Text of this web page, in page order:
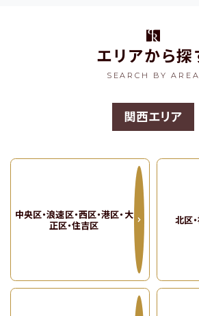
マップで探す
マップ表示
関西エリアの全物件を
関東エリアの物件はこ
物件の最新情報
特別仕様をご紹介
エリアから探
SEARCH BY AREA
関西エリア
中央区・浪速区・西区・港区・大
正区・住吉区
北区